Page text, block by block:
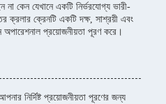
কেন যেখানে একটি নির্ভরযোগ্য ভারী-
ক্রলার ক্রেনটি একটি দক্ষ, সাশ্রয়ী এবং
অপারেশনাল প্রয়োজনীয়তা পূরণ করে।
নির্দিষ্ট প্রয়োজনীয়তা পূরণের জন্য